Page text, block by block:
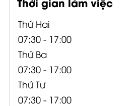
Thứ Hai
07:30 - 17:00
Thứ Ba
07:30 - 17:00
Thứ Tư
07:30 - 17:00